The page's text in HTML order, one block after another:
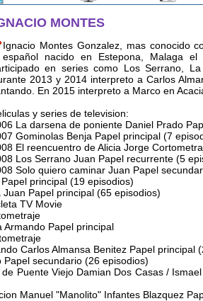
MONTES
Ignacio Montes Gonzalez, mas conocido
español nacido en Estepona, Malaga
en series como Los Serrano,
2013 y 2014 interpreto a Carlos
En 2015 interpreto a Marco en
y series de television:
La darsena de poniente Daniel Prado
Gominolas Benja Papel principal (7
El reencuentro de Alicia Jorge
Los Serrano Juan Papel recurrente (5
Solo quiero caminar Juan Papel
principal (19 episodios)
Papel principal (65 episodios)
TV Movie
Armando Papel principal
Carlos Almansa Benitez Papel principal
Papel secundario (26 episodios)
Puente Viejo Damian Dos Casas /
Manuel "Manolito" Infantes Blazquez